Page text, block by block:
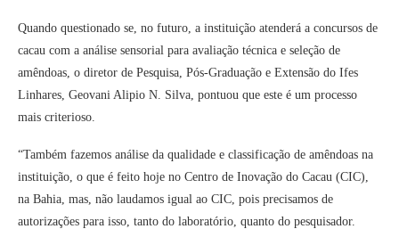
Quando questionado se, no futuro, a instituição atenderá a concursos de
cacau com a análise sensorial para avaliação técnica e seleção de
amêndoas, o diretor de Pesquisa, Pós-Graduação e Extensão do Ifes
Linhares, Geovani Alipio N. Silva, pontuou que este é um processo
mais criterioso.
“Também fazemos análise da qualidade e classificação de amêndoas na
instituição, o que é feito hoje no Centro de Inovação do Cacau (CIC),
na Bahia, mas, não laudamos igual ao CIC, pois precisamos de
autorizações para isso, tanto do laboratório, quanto do pesquisador.